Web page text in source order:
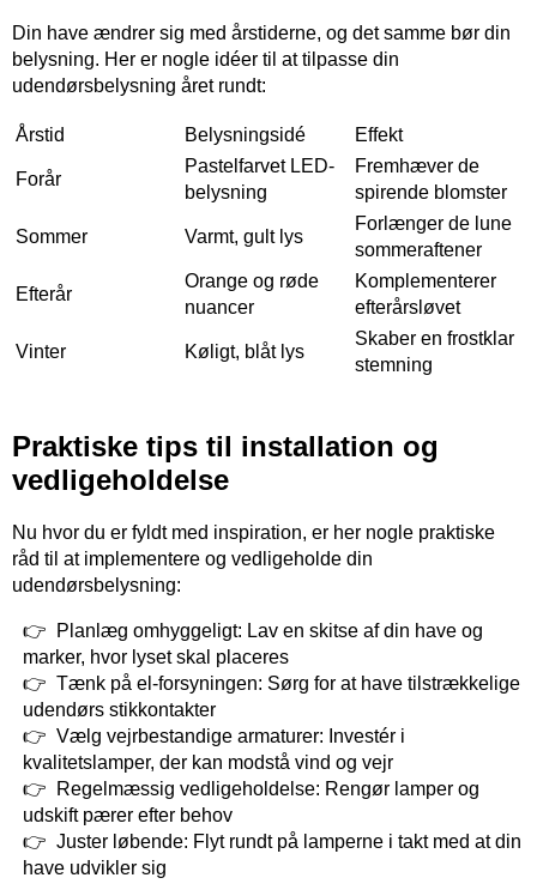
Din have ændrer sig med årstiderne, og det samme bør din
belysning. Her er nogle idéer til at tilpasse din
udendørsbelysning året rundt:
Årstid Belysningsidé Effekt
Forår
Pastelfarvet LED-
belysning
Fremhæver de
spirende blomster
Sommer Varmt, gult lys
Forlænger de lune
sommeraftener
Efterår
Orange og røde
nuancer
Komplementerer
efterårsløvet
Vinter Køligt, blåt lys
Skaber en frostklar
stemning
Praktiske tips til installation og
vedligeholdelse
Nu hvor du er fyldt med inspiration, er her nogle praktiske
råd til at implementere og vedligeholde din
udendørsbelysning:
Planlæg omhyggeligt: Lav en skitse af din have og
marker, hvor lyset skal placeres
Tænk på el-forsyningen: Sørg for at have tilstrækkelige
udendørs stikkontakter
Vælg vejrbestandige armaturer: Investér i
kvalitetslamper, der kan modstå vind og vejr
Regelmæssig vedligeholdelse: Rengør lamper og
udskift pærer efter behov
Juster løbende: Flyt rundt på lamperne i takt med at din
have udvikler sig